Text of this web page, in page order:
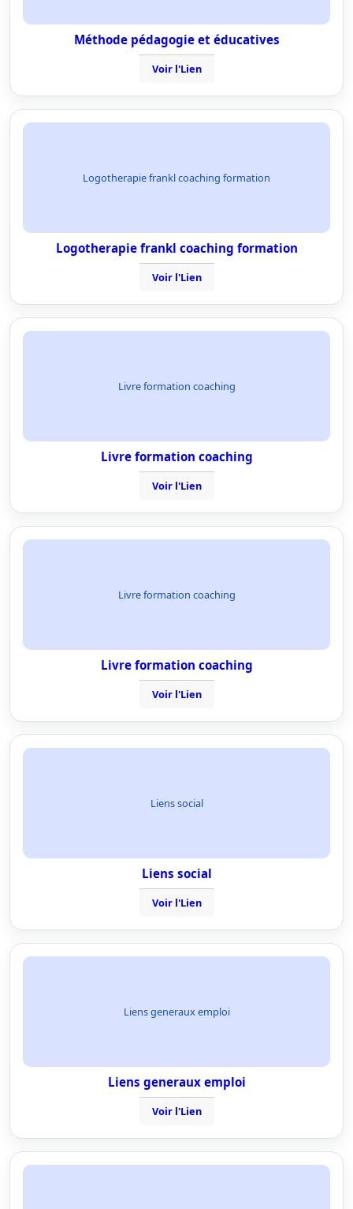
Méthode pédagogie et éducatives
Voir l'Lien
Logotherapie frankl coaching formation
Logotherapie frankl coaching formation
Voir l'Lien
Livre formation coaching
Livre formation coaching
Voir l'Lien
Livre formation coaching
Livre formation coaching
Voir l'Lien
Liens social
Liens social
Voir l'Lien
Liens generaux emploi
Liens generaux emploi
Voir l'Lien